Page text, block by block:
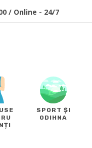
/ Online - 24/7
SPORT ȘI
ODIHNA